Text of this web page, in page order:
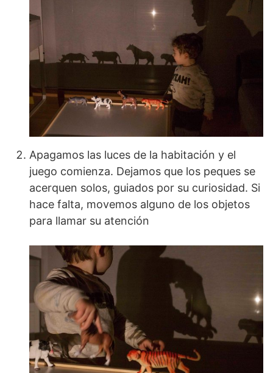
Apagamos las luces de la habitación y el
juego comienza. Dejamos que los peques se
acerquen solos, guiados por su curiosidad. Si
hace falta, movemos alguno de los objetos
para llamar su atención